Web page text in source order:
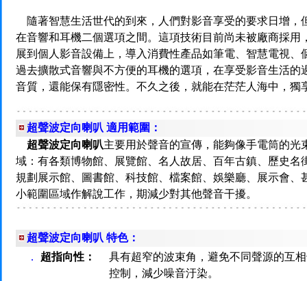
隨著智慧生活世代的到來，人們對影音享受的要求日增，
在音響和耳機二個選項之間。這項技術目前尚未被廠商採用
展到個人影音設備上，導入消費性產品如筆電、智慧電視
過去擴散式音響與不方便的耳機的選項，在享受影音生活的
音質，還能保有隱密性。不久之後，就能在茫茫人海中，獨
超聲波定向喇叭 適用範圍：
超聲波定向喇叭主要用於聲音的宣傳，能夠像手電筒的光
域：有各類博物館、展覽館、名人故居、百年古鎮、歷史名
規劃展示館、圖書館、科技館、檔案館、娛樂廳、展示會、
小範圍區域作解說工作，期減少對其他聲音干擾。
超聲波定向喇叭 特色：
．
超指向性：
具有超窄的波束角，避免不同聲源的互
控制，減少噪音汙染。